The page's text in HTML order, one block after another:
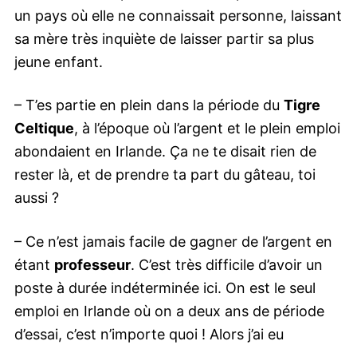
un pays où elle ne connaissait personne, laissant
sa mère très inquiète de laisser partir sa plus
jeune enfant.
– T’es partie en plein dans la période du Tigre
Celtique, à l’époque où l’argent et le plein emploi
abondaient en Irlande. Ça ne te disait rien de
rester là, et de prendre ta part du gâteau, toi
aussi ?
– Ce n’est jamais facile de gagner de l’argent en
étant professeur. C’est très difficile d’avoir un
poste à durée indéterminée ici. On est le seul
emploi en Irlande où on a deux ans de période
d’essai, c’est n’importe quoi ! Alors j’ai eu